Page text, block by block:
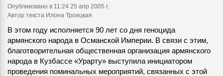
Опубликовано в 11:24 25 апр 2005 г.
Автор текста Илона Троицкая
В этом году исполняется 90 лет со дня геноцида
армянского народа в Османской Империи. В связи с этим,
благотворительная общественная организация армянского
народа в Кузбассе «Урарту» выступила инициатором
проведения поминальных мероприятий, связанных с этой